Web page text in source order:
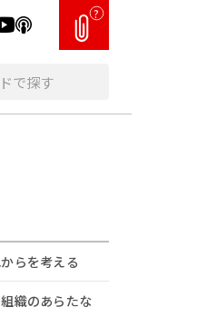
?
らを考える
織のあらたな